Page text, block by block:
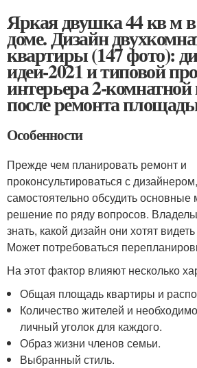
Яркая двушка 44 кв м
доме. Дизайн
квартиры (147 фото):
идеи-2021 и типовой
интерьера 2-
после ремонта
Особенности
Прежде чем планировать ремонт и
проконсультироваться с
самостоятельно обсудить
решение по ряду вопросов.
знать, какой дизайн они хотят
Может потребоваться
На этот фактор влияют несколько
Общая площадь квартиры и
Количество жителей и
личный уголок для каждого.
Образ жизни членов семьи.
Выбранный стиль.